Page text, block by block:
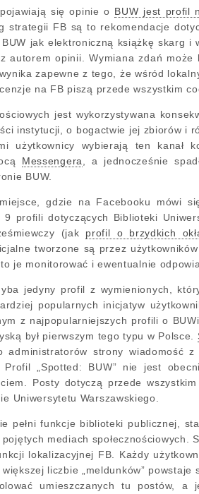
się opinie o BUW jest profil
strategii FB są to rekomendacje
jak elektroniczną książkę skarg i
autorem opinii. Wymiana zdań
zapewne z tego, że wśród
na FB piszą przede wszystkim
jest wykorzystywana
instytucji, o bogactwie jej zbiorów i
użytkownicy wybierają ten kanał
Messengera , a jednocześnie
BUW.
gdzie na Facebooku mówi
9 profili dotyczących Biblioteki
(jak profil o brzydkich
tworzone są przez
je monitorować i ewentualnie
jedyny profil z wymienionych,
popularnych inicjatyw
z najpopularniejszych profili o
był pierwszym tego typu w Polsce.
administratorów strony wiadomość
Profil „Spotted: BUW” nie jest
Posty dotyczą przede
Uniwersytetu Warszawskiego.
pełni funkcje biblioteki publicznej,
mediach społecznościowych.
lokalizacyjnej FB. Każdy
liczbie „meldunków” powstaje
umieszczanych tu postów, a